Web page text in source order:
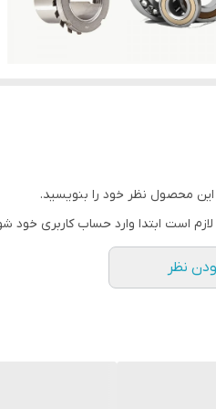
این محصول نظر خود را بنویسید.
است ابتدا وارد حساب کاربری خود
نظر